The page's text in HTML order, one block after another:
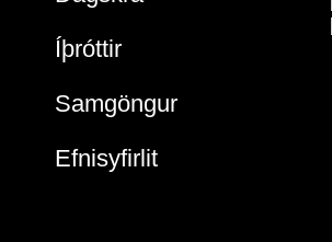
Íþróttir
Samgöngur
Efnisyfirlit